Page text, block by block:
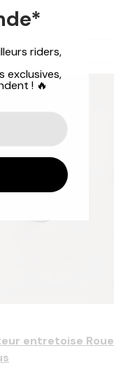
€25,95
réduction
entretoise Roue
riders,
exclusives,
! 🔥